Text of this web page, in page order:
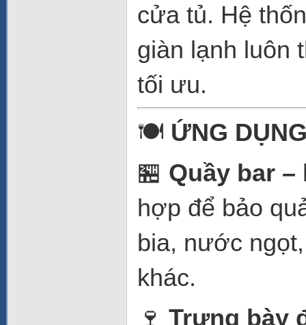
cửa tủ. Hệ
giàn lạnh luôn
tối ưu.
🍽 ỨNG
🏪 Quầy bar
hợp để bảo
bia, nước
khác.
🍷 Trưng bày